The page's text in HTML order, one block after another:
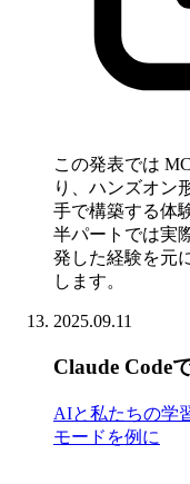
この発表では
り、ハンズオン
手で構築する体
半パートでは実
発した経験を元
します。
2025.09.11
Claude Code
AIと私たちの学
モードを例に